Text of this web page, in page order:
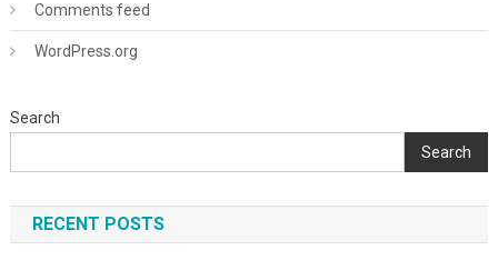
Comments feed
WordPress.org
Search
Search
RECENT POSTS